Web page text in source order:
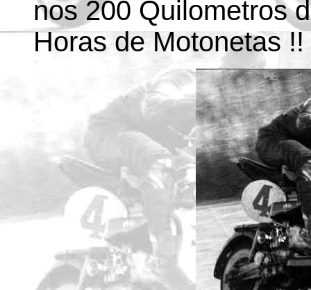
nos 200 Quilometros
Horas de Motonetas !!